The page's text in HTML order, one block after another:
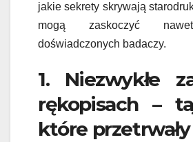
jakie sekrety skrywają
mogą zaskoczyć
doświadczonych badaczy.
1. Niezwykłe
rękopisach –
które